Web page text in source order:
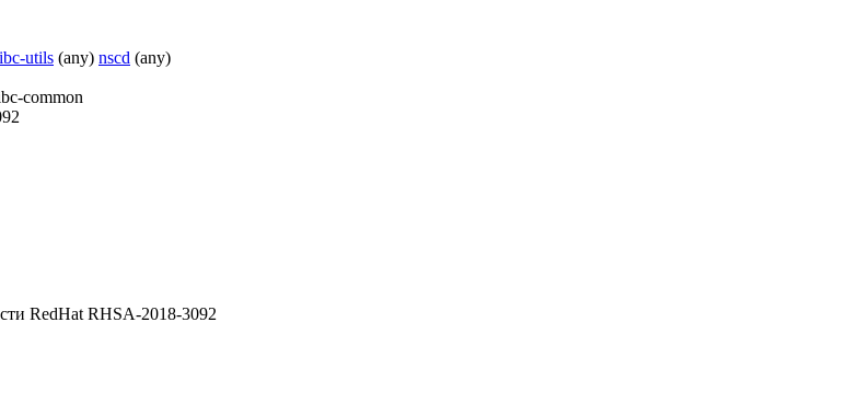
utils (any) nscd (any)
common
RedHat RHSA-2018-3092